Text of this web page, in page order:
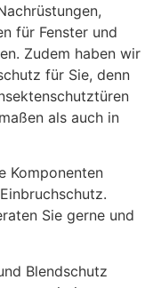
für Fenster und
Zudem haben wir
für Sie, denn
als auch in
Komponenten
Sie gerne und
Blendschutz